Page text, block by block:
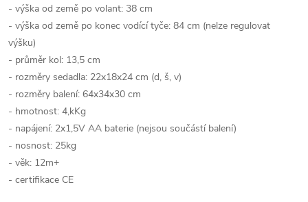
- výška od země po volant: 38 cm
- výška od země po konec vodící tyče: 84 cm (nelze regulovat
výšku)
- průměr kol: 13,5 cm
- rozměry sedadla: 22x18x24 cm (d, š, v)
- rozměry balení: 64x34x30 cm
- hmotnost: 4,kKg
- napájení: 2x1,5V AA baterie (nejsou součástí balení)
- nosnost: 25kg
- věk: 12m+
- certifikace CE